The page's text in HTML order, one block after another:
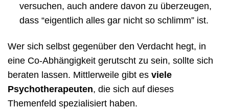
versuchen, auch andere davon zu überzeugen,
dass “eigentlich alles gar nicht so schlimm” ist.
Wer sich selbst gegenüber den Verdacht hegt, in
eine Co-Abhängigkeit gerutscht zu sein, sollte sich
beraten lassen. Mittlerweile gibt es viele
Psychotherapeuten, die sich auf dieses
Themenfeld spezialisiert haben.